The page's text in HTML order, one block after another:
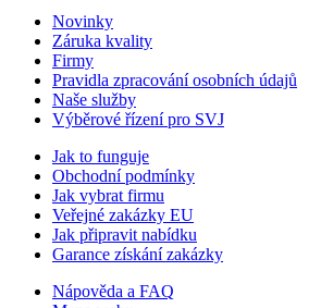
Novinky
Záruka kvality
Firmy
Pravidla zpracování osobních údajů
Naše služby
Výběrové řízení pro SVJ
Jak to funguje
Obchodní podmínky
Jak vybrat firmu
Veřejné zakázky EU
Jak připravit nabídku
Garance získání zakázky
Nápověda a FAQ